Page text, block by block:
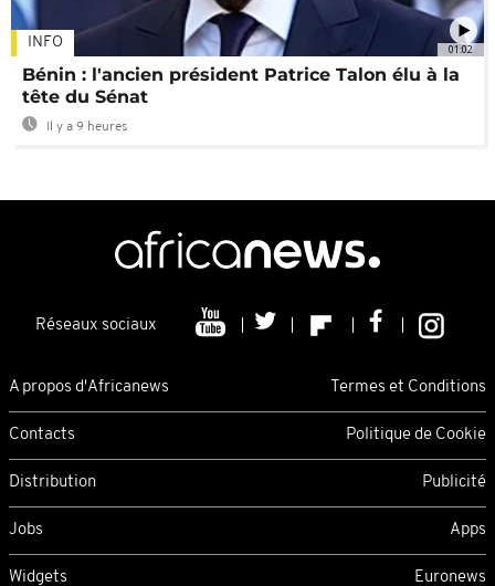
01:02
INFO
Bénin : l'ancien président Patrice Talon élu à la
tête du Sénat
Il y a 9 heures
Réseaux sociaux
A propos d'Africanews Termes et Conditions
Contacts Politique de Cookie
Distribution Publicité
Jobs Apps
Widgets Euronews